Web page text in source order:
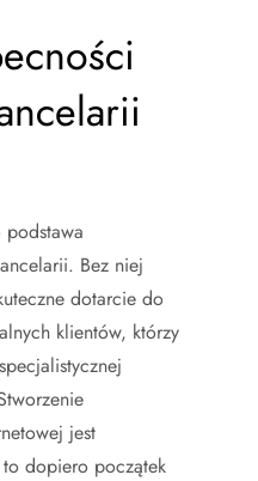
Bez niej
dotarcie do
klientów, którzy
jest
dopiero początek